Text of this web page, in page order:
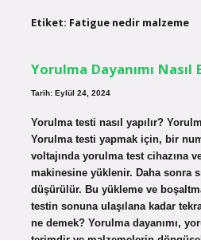
Etiket: Fatigue nedir malzeme
Yorulma Dayanımı Nasıl
Tarih: Eylül 24, 2024
Yorulma testi nasıl yapılır?
Yorulma testi yapmak için, bir
voltajında ​​yorulma test cihazına
makinesine yüklenir. Daha sonra
düşürülür. Bu yükleme ve
testin sonuna ulaşılana kadar
ne demek? Yorulma dayanımı,